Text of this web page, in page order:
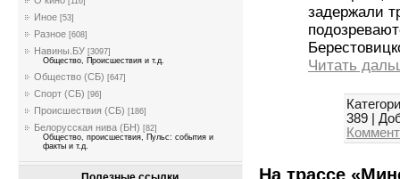
Иное [53]
Разное [608]
Навины.БУ [3097]
Общество, Происшествия и т.д.
Общество (СБ) [647]
Спорт (СБ) [96]
Происшествия (СБ) [186]
Белорусская нива (БН) [82]
Общество, происшествия, Пульс: события и
факты и т.д.
задержали
Читать
389
На трассе